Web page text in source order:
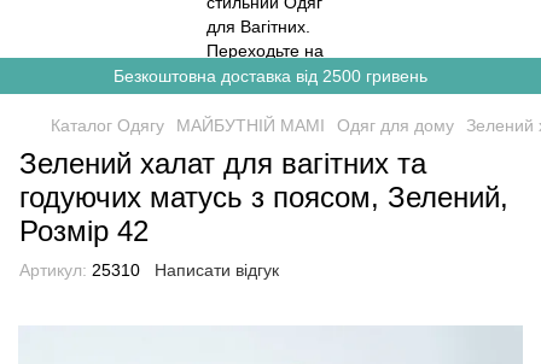
Безкоштовна доставка від 2500 гривень
Каталог Одягу МАЙБУТНІЙ МАМІ Одяг для дому Зелений
Зелений халат для вагітних та
годуючих матусь з поясом, Зелений,
Розмір 42
Артикул: 25310 Написати відгук